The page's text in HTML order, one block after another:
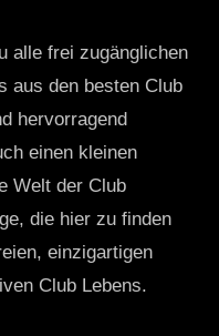
die Künstler mit
sie am besten
haben die
Spendenbutton unter
Dresden e.V.
Auftritte besuchen
hast, kaufe die
alle frei zugänglichen
aus den besten Club
hervorragend
einen kleinen
Welt der Club
die hier zu finden
einzigartigen
Club Lebens.